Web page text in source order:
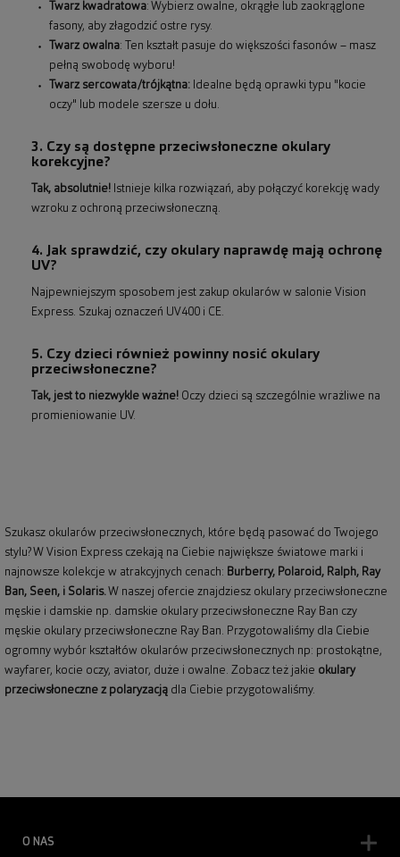
Twarz kwadratowa: Wybierz owalne, okrągłe lub zaokrąglone
fasony, aby złagodzić ostre rysy.
Twarz owalna: Ten kształt pasuje do większości fasonów – masz
pełną swobodę wyboru!
Twarz sercowata/trójkątna: Idealne będą oprawki typu "kocie
oczy" lub modele szersze u dołu.
3. Czy są dostępne przeciwsłoneczne okulary
korekcyjne?
Tak, absolutnie! Istnieje kilka rozwiązań, aby połączyć korekcję wady
wzroku z ochroną przeciwsłoneczną.
4. Jak sprawdzić, czy okulary naprawdę mają ochronę
UV?
Najpewniejszym sposobem jest zakup okularów w salonie Vision
Express. Szukaj oznaczeń UV400 i CE.
5. Czy dzieci również powinny nosić okulary
przeciwsłoneczne?
Tak, jest to niezwykle ważne! Oczy dzieci są szczególnie wrażliwe na
promieniowanie UV.
Szukasz okularów przeciwsłonecznych, które będą pasować do Twojego
stylu? W Vision Express czekają na Ciebie największe światowe marki i
najnowsze kolekcje w atrakcyjnych cenach: Burberry, Polaroid , Ralph, Ray
Ban, Seen, i Solaris.W naszej ofercie znajdziesz okulary przeciwsłoneczne
męskie i damskie np. damskie okulary przeciwsłoneczne Ray Ban czy
męskie okulary przeciwsłoneczne Ray Ban. Przygotowaliśmy dla Ciebie
ogromny wybór kształtów okularów przeciwsłonecznych np: prostokątne,
wayfarer, kocie oczy, aviator, duże i owalne. Zobacz też jakie okulary
przeciwsłoneczne z polaryzacją dla Ciebie przygotowaliśmy.
O NAS